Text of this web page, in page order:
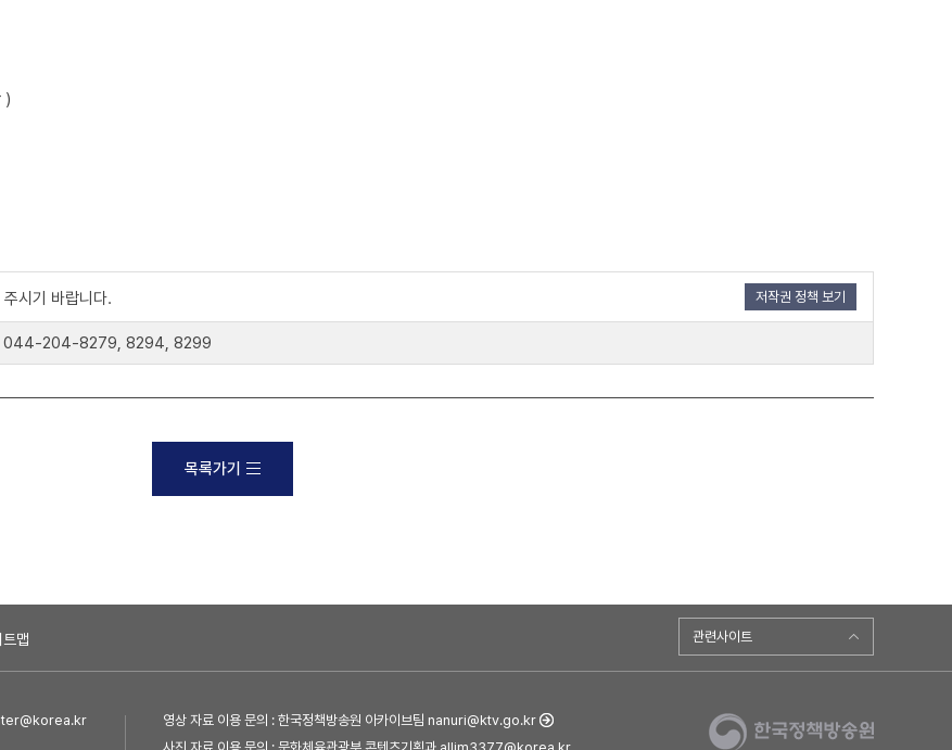
)
시기 바랍니다. 저작권 정책 보기
: 044-204-8279, 8294, 8299
목록가기
트맵 관련사이트
영상 자료 이용 문의 : 한국정책방송원 아카이브팀 nanuri@ktv.go.kr